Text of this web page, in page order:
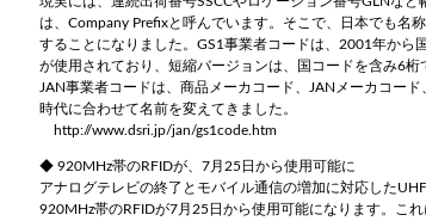
自律走行搬送ロボット AMR
最先端のインテリジェントロボットソリューシ
ョンで製造･物流現場の搬送業務を強力にサポ
削減」「生産性向上」といった課題を解決しま
は、Company Prefixと呼んでいます。そこで、日本でも名
することになりました。GS1事業者コードは、2001年から
が使用されており、短縮バージョンは、国コードを含み6桁
JAN事業者コードは、商品メーカコード、JANメーカコー
時代に合わせて名前を変えてきました。
http://www.dsri.jp/jan/gs1code.htm
◆ 920MHz帯のRFIDが、7月25日から使用可能に
アナログテレビの終了とモバイル通信の増加に対応した
920MHz帯のRFIDが7月25日から使用可能になります。こ